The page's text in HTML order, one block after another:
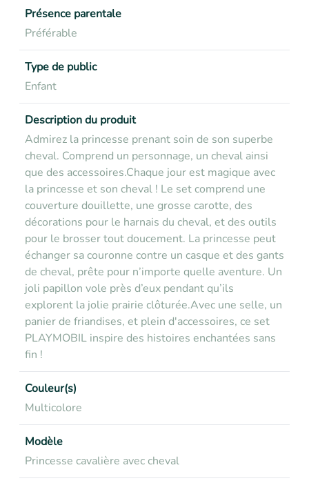
Présence parentale
Préférable
Type de public
Enfant
Description du produit
Admirez la princesse prenant soin de son superbe
cheval. Comprend un personnage, un cheval ainsi
que des accessoires.Chaque jour est magique avec
la princesse et son cheval ! Le set comprend une
couverture douillette, une grosse carotte, des
décorations pour le harnais du cheval, et des outils
pour le brosser tout doucement. La princesse peut
échanger sa couronne contre un casque et des gants
de cheval, prête pour n’importe quelle aventure. Un
joli papillon vole près d’eux pendant qu’ils
explorent la jolie prairie clôturée.Avec une selle, un
panier de friandises, et plein d'accessoires, ce set
PLAYMOBIL inspire des histoires enchantées sans
fin !
Couleur(s)
Multicolore
Modèle
Princesse cavalière avec cheval